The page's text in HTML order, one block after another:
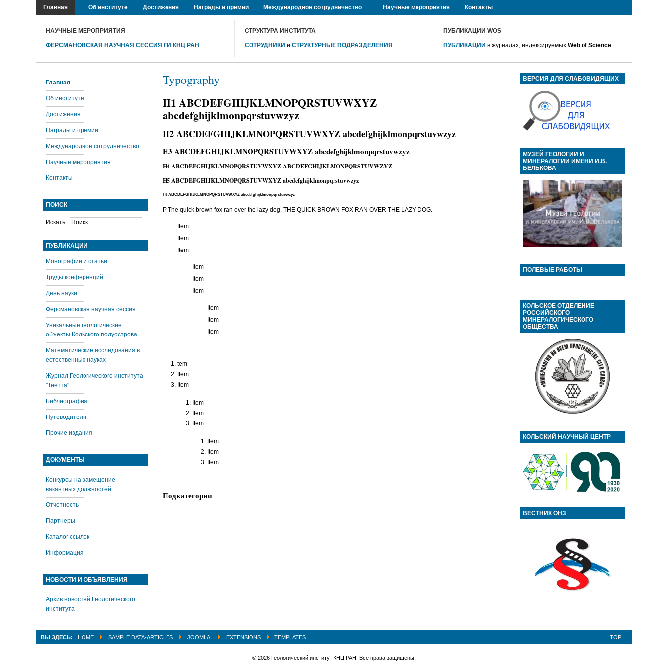
Главная Об институте Достижения Награды и премии Международное сотрудничество Научные мероприятия Контакты
НАУЧНЫЕ МЕРОПРИЯТИЯ
ФЕРСМАНОВСКАЯ НАУЧНАЯ СЕССИЯ ГИ КНЦ РАН
СТРУКТУРА ИНСТИТУТА
СОТРУДНИКИ и СТРУКТУРНЫЕ ПОДРАЗДЕЛЕНИЯ
ПУБЛИКАЦИИ WOS
ПУБЛИКАЦИИ в журналах, индексируемыхWeb of Science
Typography
H1 ABCDEFGHIJKLMNOPQRSTUVWXYZ
abcdefghijklmonpqrstuvwzyz
H2 ABCDEFGHIJKLMNOPQRSTUVWXYZ abcdefghijklmonpqrstuvwzyz
H3 ABCDEFGHIJKLMNOPQRSTUVWXYZ abcdefghijklmonpqrstuvwzyz
H4 ABCDEFGHIJKLMNOPQRSTUVWXYZ ABCDEFGHIJKLMONPQRSTUVWZYZ
H5 ABCDEFGHIJKLMNOPQRSTUVWXYZ abcdefghijklmonpqrstuvwzyz
H6 ABCDEFGHIJKLMNOPQRSTUVWXYZ abcdefghijklmonpqrstuvwzyz
P The quick brown fox ran over the lazy dog. THE QUICK BROWN FOX RAN OVER THE LAZY DOG.
Item
Item
Item
Item
Item
Item
Item
Item
Item
tem
Item
Item
Item
Item
Item
Item
Item
Item
Подкатегории
Главная
Об институте
Достижения
Награды и премии
Международное сотрудничество
Научные мероприятия
Контакты
ПОИСК
Искать...
ПУБЛИКАЦИИ
Монографии и статьи
Труды конференций
День науки
Ферсмановская научная сессия
Уникальные геологические
объекты Кольского полуострова
Математические исследования в
естественных науках
Журнал Геологического института
"Тиетта"
Библиография
Путеводители
Прочие издания
ДОКУМЕНТЫ
Конкурсы на замещение
вакантных должностей
Отчетность
Партнеры
Каталог ссылок
Информация
НОВОСТИ И ОБЪЯВЛЕНИЯ
Архив новостей Геологического
института
ВЕРСИЯ ДЛЯ СЛАБОВИДЯЩИХ
МУЗЕЙ ГЕОЛОГИИ И
МИНЕРАЛОГИИ ИМЕНИ И.В.
БЕЛЬКОВА
ПОЛЕВЫЕ РАБОТЫ
КОЛЬСКОЕ ОТДЕЛЕНИЕ
РОССИЙСКОГО
МИНЕРАЛОГИЧЕСКОГО
ОБЩЕСТВА
КОЛЬСКИЙ НАУЧНЫЙ ЦЕНТР
ВЕСТНИК ОНЗ
ВЫ ЗДЕСЬ: HOME SAMPLE DATA-ARTICLES JOOMLA! EXTENSIONS TEMPLATES TOP
© 2026 Геологический институт КНЦ РАН. Все права защищены.